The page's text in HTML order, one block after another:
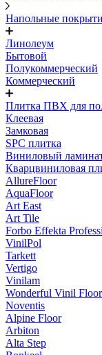
Напольные
Линолеум
Бытовой
Полукоммерческий
Коммерческий
Плитка ПВХ для
Клеевая
Замковая
SPC плитка
Виниловый
Кварцвиниловая
AllureFloor
AquaFloor
Art East
Art Tile
Forbo Effekta
VinilPol
Tarkett
Vertigo
Vinilam
Wonderful Vinil Floor
Noventis
Alpine Floor
Arbiton
Alta Step